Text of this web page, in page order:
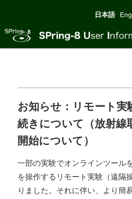
日本語
お知らせ：リモート実
続きについて（放射線
開始について）
一部の実験でオンラインツール
を操作するリモート実験（遠隔
りました。それに伴い、より簡